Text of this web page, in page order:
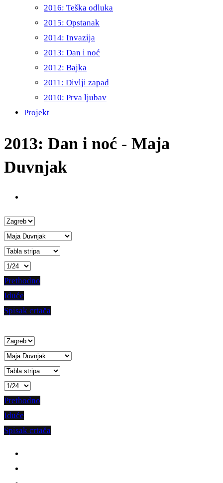
2016: Teška odluka
2015: Opstanak
2014: Invazija
2013: Dan i noć
2012: Bajka
2011: Divlji zapad
2010: Prva ljubav
Projekt
2013: Dan i noć - Maja
Duvnjak
Prethodno
Iduće
Spisak crtača
Prethodno
Iduće
Spisak crtača